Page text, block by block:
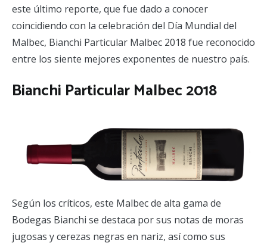
este último reporte, que fue dado a conocer
coincidiendo con la celebración del Día Mundial del
Malbec, Bianchi Particular Malbec 2018 fue reconocido
entre los siente mejores exponentes de nuestro país.
Bianchi Particular Malbec 2018
Según los críticos, este Malbec de alta gama de
Bodegas Bianchi se destaca por sus notas de moras
jugosas y cerezas negras en nariz, así como sus